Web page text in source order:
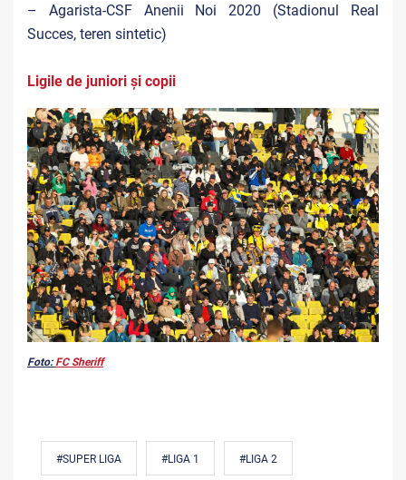
– Agarista-CSF Anenii Noi 2020 (Stadionul Real
Succes, teren sintetic)
Ligile de juniori și copii
Foto:FC Sheriff
#SUPER LIGA #LIGA 1 #LIGA 2